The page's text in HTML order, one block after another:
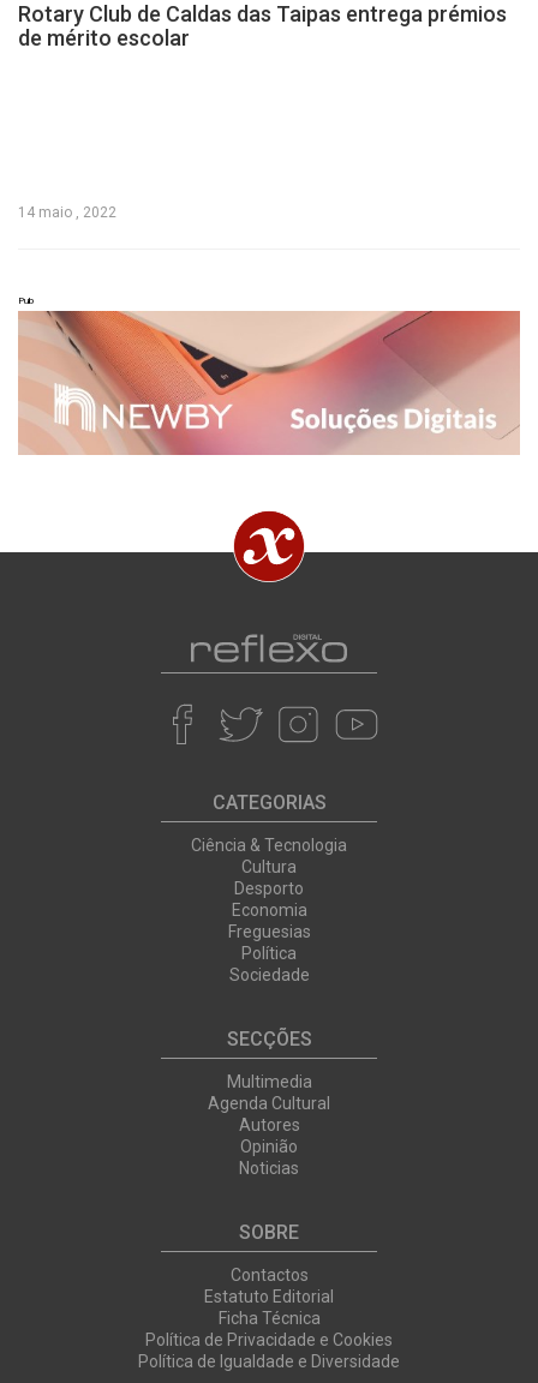
Rotary Club de Caldas das Taipas entrega prémios
de mérito escolar
14 maio , 2022
Pub
CATEGORIAS
Ciência & Tecnologia
Cultura
Desporto
Economia
Freguesias
Política
Sociedade
SECÇÕES
Multimedia
Agenda Cultural
Autores
Opinião
Noticias
SOBRE
Contactos
Estatuto Editorial
Ficha Técnica
Política de Privacidade e Cookies
Política de Igualdade e Diversidade